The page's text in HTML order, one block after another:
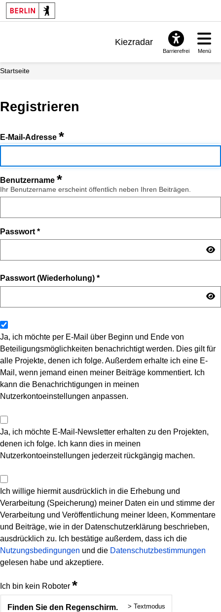
Kiezradar
Barrierefrei Menü
Startseite
Registrieren
E-Mail-Adresse *
Benutzername *
Ihr Benutzername erscheint öffentlich neben Ihren Beiträgen.
Passwort *
Passwort (Wiederholung) *
Ja, ich möchte per E-Mail über Beginn und Ende von
Beteiligungsmöglichkeiten benachrichtigt werden. Dies gilt für
alle Projekte, denen ich folge. Außerdem erhalte ich eine E-
Mail, wenn jemand einen meiner Beiträge kommentiert. Ich
kann die Benachrichtigungen in meinen
Nutzerkontoeinstellungen anpassen.
Ja, ich möchte E-Mail-Newsletter erhalten zu den Projekten,
denen ich folge. Ich kann dies in meinen
Nutzerkontoeinstellungen jederzeit rückgängig machen.
Ich willige hiermit ausdrücklich in die Erhebung und
Verarbeitung (Speicherung) meiner Daten ein und stimme der
Verarbeitung und Veröffentlichung meiner Ideen, Kommentare
und Beiträge, wie in der Datenschutzerklärung beschrieben,
ausdrücklich zu. Ich bestätige außerdem, dass ich die
Nutzungsbedingungen und die Datenschutzbestimmungen
gelesen habe und akzeptiere.
Ich bin kein Roboter *
Finden Sie den Regenschirm. > Textmodus